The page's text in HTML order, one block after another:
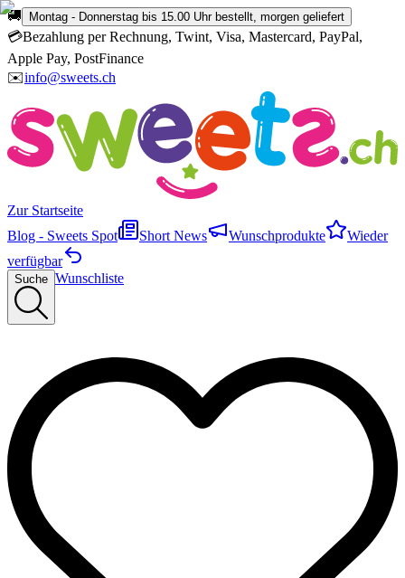
🚚 Montag - Donnerstag bis 15.00 Uhr bestellt, morgen geliefert
💳Bezahlung per Rechnung, Twint, Visa, Mastercard, PayPal,
Apple Pay, PostFinance
✉️info@sweets.ch
Zur Startseite
Blog - Sweets Spot
Short News Wunschprodukte
Wieder
verfügbar
Suche Wunschliste